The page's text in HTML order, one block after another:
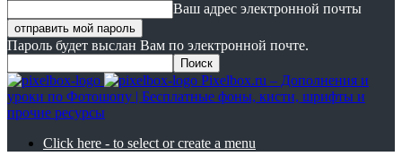
Ваш адрес электронной почты
Пароль будет выслан Вам по электронной почте.
Pixelbox.ru – Дополнения и
уроки по Фотошопу | Бесплатные фоны, кисти, шрифты и
прочие ресурсы
Click here - to select or create a menu